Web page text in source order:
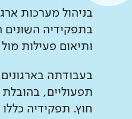
בניהול מערכות
בתפקידיה השונים
ותיאום פעילות
בעבודתה
תפעוליים,
חוץ. תפקידיה